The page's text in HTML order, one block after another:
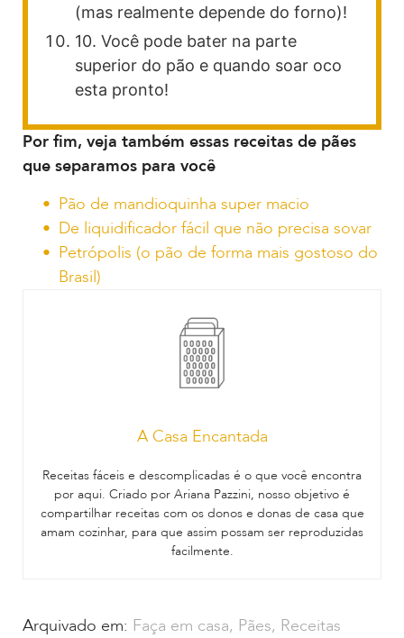
(mas realmente depende do forno)!
10. Você pode bater na parte
superior do pão e quando soar oco
esta pronto!
Por fim, veja também essas receitas de pães
que separamos para você
Pão de mandioquinha super macio
De liquidificador fácil que não precisa sovar
Petrópolis (o pão de forma mais gostoso do
Brasil)
A Casa Encantada
Receitas fáceis e descomplicadas é o que você encontra
por aqui. Criado por Ariana Pazzini, nosso objetivo é
compartilhar receitas com os donos e donas de casa que
amam cozinhar, para que assim possam ser reproduzidas
facilmente.
Arquivado em: Faça em casa, Pães, Receitas